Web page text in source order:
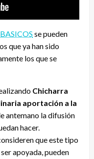
se pueden
que ya han sido
los que se
Chicharra
aportación a la
antemano la difusión
hacer.
que este tipo
apoyada, pueden